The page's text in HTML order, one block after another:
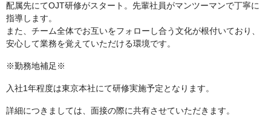
配属先にてOJT研修がスタート。先輩社員がマンツーマンで丁寧に
指導します。
また、チーム全体でお互いをフォローし合う文化が根付いており、
安心して業務を覚えていただける環境です。
※勤務地補足※
入社1年程度は東京本社にて研修実施予定となります。
詳細につきましては、面接の際に共有させていただきます。